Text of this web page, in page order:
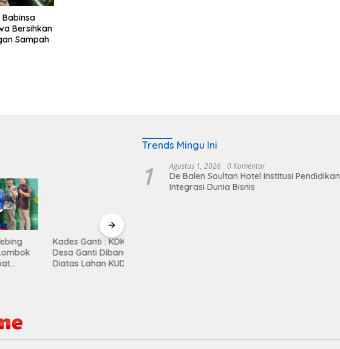
Babinsa
Bersihkan
Sampah
Kades Ganti : KDKMP
Desa Ganti Dibangun
Diatas Lahan KUD
Trends Mingu Ini
1 Agustus 1, 2026 0 Komentar
De Balen Soultan Hotel Institusi Pendidikan
Integrasi Dunia Bisnis